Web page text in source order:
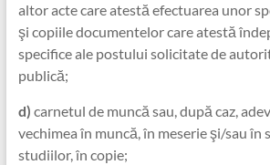
altor acte care atestă efectuarea unor
şi copiile documentelor care atestă
specifice ale postului solicitate de
publică;
d) carnetul de muncă sau, după caz,
vechimea în muncă, în meserie şi/sau în
studiilor, în copie;